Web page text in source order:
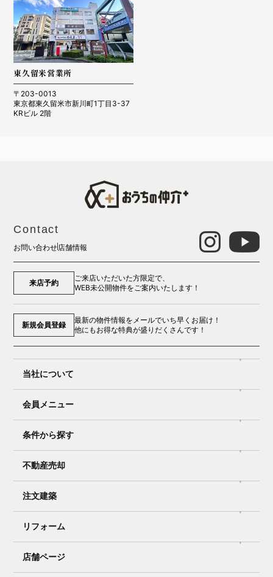
東久留米営業所
〒203-0013
東京都東久留米市新川町1丁目3-37
KRビル 2階
Contact
お問い合わせ店舗情報
来店予約
ご来店いただいた方限定で、
WEB未公開物件をご案内いたします！
新規会員登録
最新の物件情報をメールでいち早くお届け！
他にもお得な特典が盛りだくさんです！
当社について
会員メニュー
条件から探す
不動産売却
注文建築
リフォーム
店舗ページ